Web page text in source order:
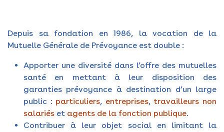
Depuis sa fondation en 1986, la vocation de la
Mutuelle Générale de Prévoyance est double :
Apporter une diversité dans l’offre des mutuelles
santé en mettant à leur disposition des
garanties prévoyance à destination d’un large
public : particuliers, entreprises, travailleurs non
salariés et agents de la fonction publique.
Contribuer à leur objet social en limitant la